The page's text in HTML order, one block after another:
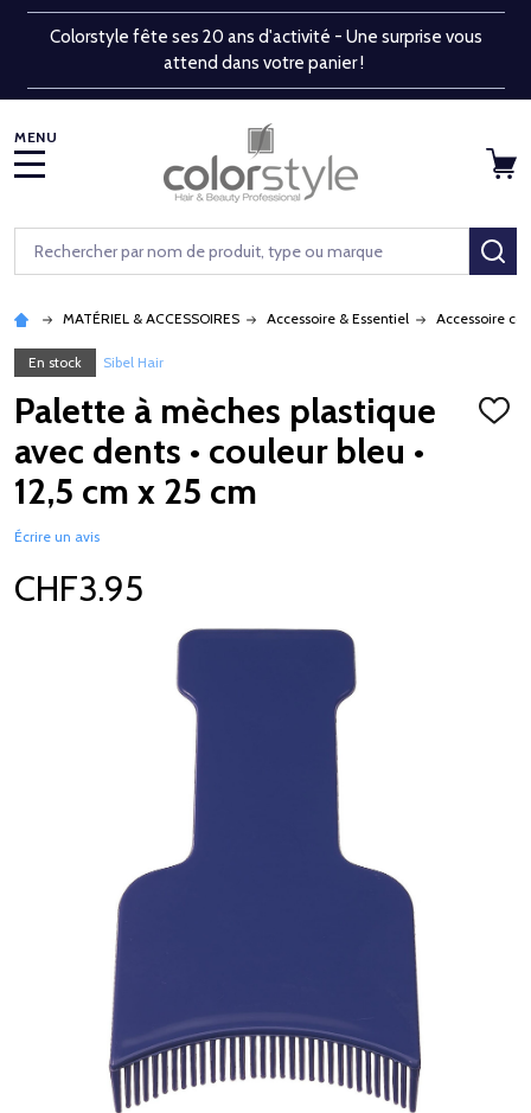
Colorstyle fête ses 20 ans d'activité - Une surprise vous
attend dans votre panier !
Rechercher
MATÉRIEL & ACCESSOIRES Accessoire & Essentiel Accessoire
En stock Sibel Hair
Palette à mèches plastique
avec dents • couleur bleu •
12,5 cm x 25 cm
Écrire un avis
CHF3.95